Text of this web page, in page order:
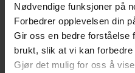
Nødvendige funksjoner på
Forbedrer opplevelsen din
Gir oss en bedre forståelse
brukt, slik at vi kan
Gjør det mulig for oss å
199,-
Minnesota
Jo Nesbø
EBOK